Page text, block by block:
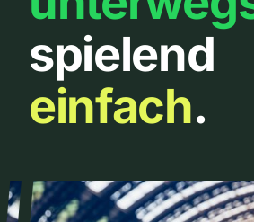
Urbanlist
spielend
einfach.